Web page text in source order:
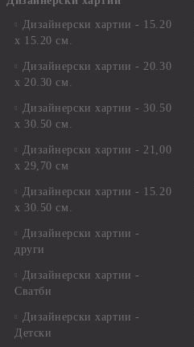
Дизайнерски хартии - 15.20
х 15.20 см.
Дизайнерски хартии - 20.30
х 20.30 см.
Дизайнерски хартии - 30.50
х 30.50 см.
Дизайнерски хартии - 21,00
х 29,70 см
Дизайнерски хартии - 15.20
x 30.50 см.
Дизайнерски хартии -
други
Дизайнерски хартии -
Сватби
Дизайнерски хартии -
Детски